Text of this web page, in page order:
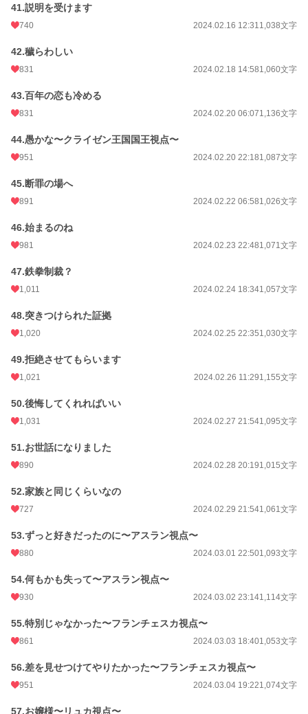
41.説明を受けます
740 2024.02.16 12:311,038文字
42.穢らわしい
831 2024.02.18 14:581,060文字
43.百年の恋も冷める
831 2024.02.20 06:071,136文字
44.愚かな〜クライゼン王国国王視点〜
951 2024.02.20 22:181,087文字
45.断罪の場へ
891 2024.02.22 06:581,026文字
46.始まるのね
981 2024.02.23 22:481,071文字
47.鉄拳制裁？
1,011 2024.02.24 18:341,057文字
48.突きつけられた証拠
1,020 2024.02.25 22:351,030文字
49.拒絶させてもらいます
1,021 2024.02.26 11:291,155文字
50.後悔してくれればいい
1,031 2024.02.27 21:541,095文字
51.お世話になりました
890 2024.02.28 20:191,015文字
52.家族と同じくらいなの
727 2024.02.29 21:541,061文字
53.ずっと好きだったのに〜アスラン視点〜
880 2024.03.01 22:501,093文字
54.何もかも失って〜アスラン視点〜
930 2024.03.02 23:141,114文字
55.特別じゃなかった〜フランチェスカ視点〜
861 2024.03.03 18:401,053文字
56.差を見せつけてやりたかった〜フランチェスカ視点〜
951 2024.03.04 19:221,074文字
57.お嬢様〜リュカ視点〜